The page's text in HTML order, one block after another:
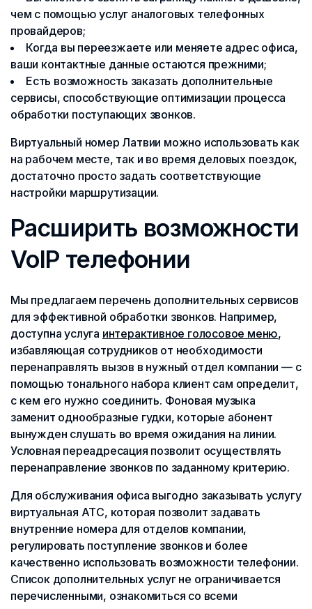
чем с помощью услуг аналоговых телефонных
провайдеров;
Когда вы переезжаете или меняете адрес офиса,
ваши контактные данные остаются прежними;
Есть возможность заказать дополнительные
сервисы, способствующие оптимизации процесса
обработки поступающих звонков.
Виртуальный номер Латвии можно использовать как
на рабочем месте, так и во время деловых поездок,
достаточно просто задать соответствующие
настройки маршрутизации.
Расширить возможности
VoIP телефонии
Мы предлагаем перечень дополнительных сервисов
для эффективной обработки звонков. Например,
доступна услуга интерактивное голосовое меню,
избавляющая сотрудников от необходимости
перенаправлять вызов в нужный отдел компании — с
помощью тонального набора клиент сам определит,
с кем его нужно соединить. Фоновая музыка
заменит однообразные гудки, которые абонент
вынужден слушать во время ожидания на линии.
Условная переадресация позволит осуществлять
перенаправление звонков по заданному критерию.
Для обслуживания офиса выгодно заказывать услугу
виртуальная АТС, которая позволит задавать
внутренние номера для отделов компании,
регулировать поступление звонков и более
качественно использовать возможности телефонии.
Список дополнительных услуг не ограничивается
перечисленными, ознакомиться со всеми